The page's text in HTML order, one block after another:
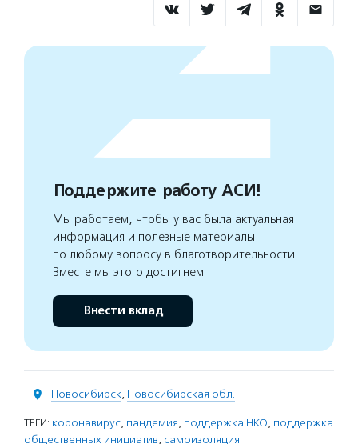
Поддержите работу АСИ!
Мы работаем, чтобы у вас была актуальная
информация и полезные материалы
по любому вопросу в благотворительности.
Вместе мы этого достигнем
Внести вклад
Новосибирск, Новосибирская обл.
ТЕГИ: коронавирус, пандемия, поддержка НКО, поддержка
общественных инициатив, самоизоляция